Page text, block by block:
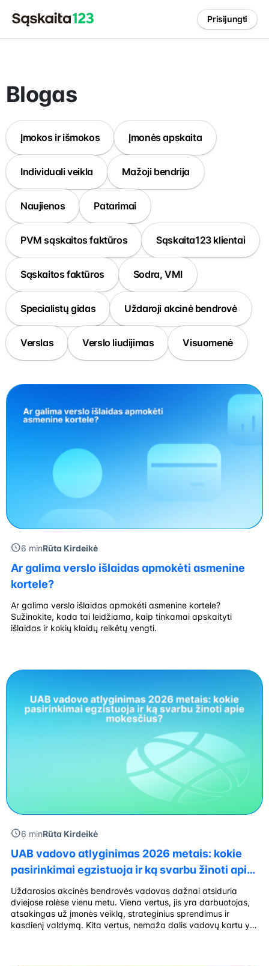
Prisijungti
Blogas
Įmokos ir išmokos Įmonės apskaita
Individuali veikla Mažoji bendrija
Naujienos Patarimai
PVM sąskaitos faktūros Sąskaita123 klientai
Sąskaitos faktūros Sodra, VMI
Specialistų gidas Uždaroji akcinė bendrovė
Verslas Verslo liudijimas Visuomenė
6 minRūta Kirdeikė
Ar galima verslo išlaidas apmokėti asmenine
kortele?
Ar galima verslo išlaidas apmokėti asmenine kortele?
Sužinokite, kada tai leidžiama, kaip tinkamai apskaityti
išlaidas ir kokių klaidų reikėtų vengti.
6 minRūta Kirdeikė
UAB vadovo atlyginimas 2026 metais: kokie
pasirinkimai egzistuoja ir ką svarbu žinoti apie
mokesčius?
Uždarosios akcinės bendrovės vadovas dažnai atsiduria
dviejose rolėse vienu metu. Viena vertus, jis yra darbuotojas,
atsakingas už įmonės veiklą, strateginius sprendimus ir
kasdienį valdymą. Kita vertus, nemaža dalis vadovų kartu yra